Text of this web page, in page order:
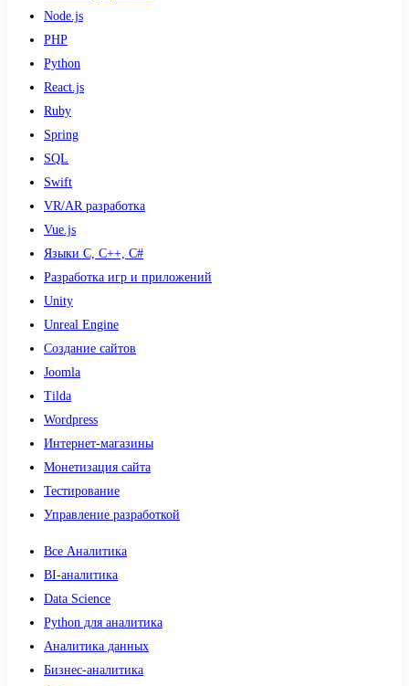
Node.js
PHP
Python
React.js
Ruby
Spring
SQL
Swift
VR/AR разработка
Vue.js
Языки С, С++, С#
Разработка игр и приложений
Unity
Unreal Engine
Создание сайтов
Joomla
Tilda
Wordpress
Интернет-магазины
Монетизация сайта
Тестирование
Управление разработкой
Все Аналитика
BI-аналитика
Data Science
Python для аналитика
Аналитика данных
Бизнес-аналитика